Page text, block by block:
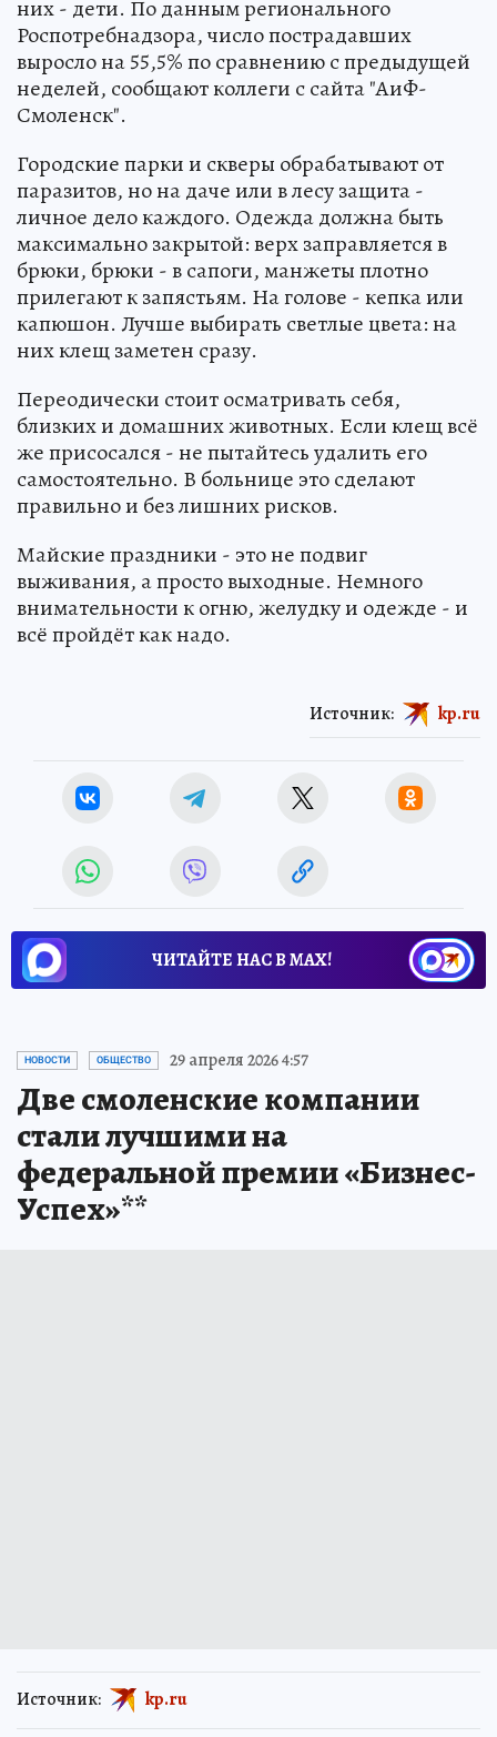
них - дети. По данным регионального
Роспотребнадзора, число пострадавших
выросло на 55,5% по сравнению с предыдущей
неделей, сообщают коллеги с сайта "АиФ-
Смоленск".
Городские парки и скверы обрабатывают от
паразитов, но на даче или в лесу защита -
личное дело каждого. Одежда должна быть
максимально закрытой: верх заправляется в
брюки, брюки - в сапоги, манжеты плотно
прилегают к запястьям. На голове - кепка или
капюшон. Лучше выбирать светлые цвета: на
них клещ заметен сразу.
Переодически стоит осматривать себя,
близких и домашних животных. Если клещ всё
же присосался - не пытайтесь удалить его
самостоятельно. В больнице это сделают
правильно и без лишних рисков.
Майские праздники - это не подвиг
выживания, а просто выходные. Немного
внимательности к огню, желудку и одежде - и
всё пройдёт как надо.
Источник: kp.ru
ЧИТАЙТЕ НАС В МАХ!
НОВОСТИ ОБЩЕСТВО 29 апреля 2026 4:57
Две смоленские компании
стали лучшими на
федеральной премии «Бизнес-
Успех»**
Источник: kp.ru